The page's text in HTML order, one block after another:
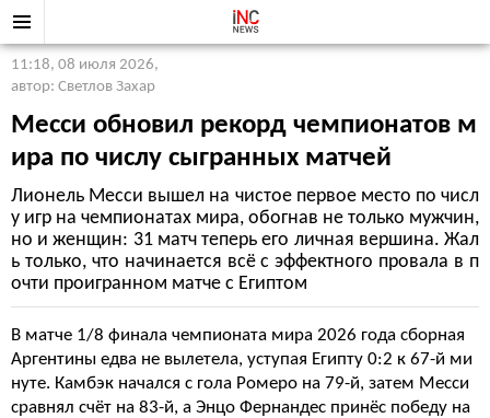
11:18, 08 июля 2026,
автор: Светлов Захар
Месси обновил рекорд чемпионатов м
ира по числу сыгранных матчей
Лионель Месси вышел на чистое первое место по числ
у игр на чемпионатах мира, обогнав не только мужчин,
но и женщин: 31 матч теперь его личная вершина. Жал
ь только, что начинается всё с эффектного провала в п
очти проигранном матче с Египтом
В матче 1/8 финала чемпионата мира 2026 года сборная
Аргентины едва не вылетела, уступая Египту 0:2 к 67-й ми
нуте. Камбэк начался с гола Ромеро на 79-й, затем Месси
сравнял счёт на 83-й, а Энцо Фернандес принёс победу на